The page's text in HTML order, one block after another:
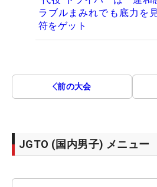
ラブルまみれでも底力を
符をゲット
前の大会
JGTO (国内男子) メニュー